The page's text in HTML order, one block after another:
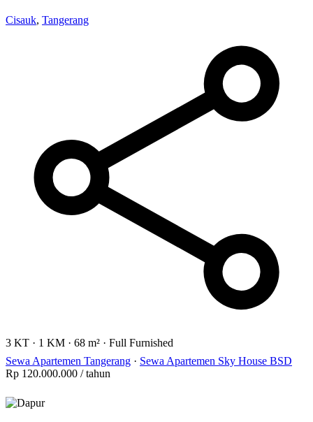
Cisauk, Tangerang
3 KT · 1 KM · 68 m² · Full Furnished
Sewa Apartemen Tangerang · Sewa Apartemen Sky House BSD
Rp 120.000.000 / tahun